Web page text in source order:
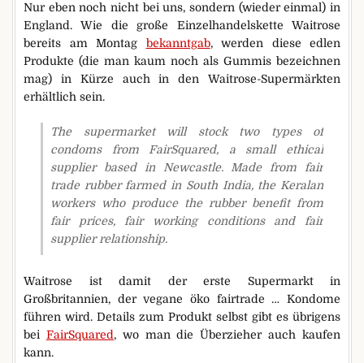
Nur eben noch nicht bei uns, sondern (wieder einmal) in
England. Wie die große Einzelhandelskette Waitrose
bereits am Montag bekanntgab, werden diese edlen
Produkte (die man kaum noch als Gummis bezeichnen
mag) in Kürze auch in den Waitrose-Supermärkten
erhältlich sein.
The supermarket will stock two types of
condoms from FairSquared, a small ethical
supplier based in Newcastle. Made from fair
trade rubber farmed in South India, the Keralan
workers who produce the rubber benefit from
fair prices, fair working conditions and fair
supplier relationship.
Waitrose ist damit der erste Supermarkt in
Großbritannien, der vegane öko fairtrade … Kondome
führen wird. Details zum Produkt selbst gibt es übrigens
bei FairSquared, wo man die Überzieher auch kaufen
kann.